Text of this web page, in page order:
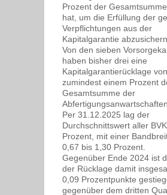
Prozent der
hat, um die Erfüllung der
Verpflichtungen aus der
Kapitalgarantie abzusichern.
Von den sieben
haben bisher drei eine
Kapitalgarantierücklage von
zumindest einem Prozent
Gesamtsumme der
Per 31.12.2025 lag der
Durchschnittswert aller
Prozent, mit einer
0,67 bis 1,30 Prozent.
Gegenüber Ende 2024 ist
der Rücklage damit
0,09 Prozentpunkte
gegenüber dem dritten